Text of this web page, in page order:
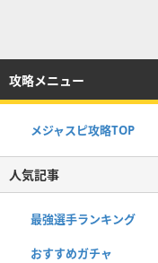
攻略メニュー
メジャスピ攻略TOP
人気記事
最強選手ランキング
おすすめガチャ